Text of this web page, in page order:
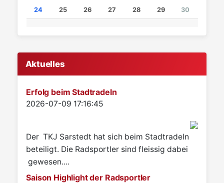
24 25 26 27 28 29 30
Aktuelles
Erfolg beim Stadtradeln
Details
2026-07-09 17:16:45
Der TKJ Sarstedt hat sich beim Stadtradeln
beteiligt. Die Radsportler sind fleissig dabei
gewesen....
Saison Highlight der Radsportler